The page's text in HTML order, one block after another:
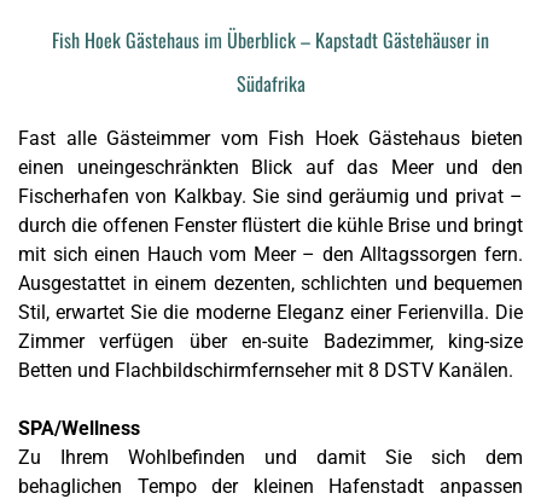
Fish Hoek Gästehaus im Überblick – Kapstadt Gästehäuser in
Südafrika
Fast alle Gästeimmer vom Fish Hoek Gästehaus bieten
einen uneingeschränkten Blick auf das Meer und den
Fischerhafen von Kalkbay. Sie sind geräumig und privat –
durch die offenen Fenster flüstert die kühle Brise und bringt
mit sich einen Hauch vom Meer – den Alltagssorgen fern.
Ausgestattet in einem dezenten, schlichten und bequemen
Stil, erwartet Sie die moderne Eleganz einer Ferienvilla. Die
Zimmer verfügen über en-suite Badezimmer, king-size
Betten und Flachbildschirmfernseher mit 8 DSTV Kanälen.
SPA/Wellness
Zu Ihrem Wohlbefinden und damit Sie sich dem
behaglichen Tempo der kleinen Hafenstadt anpassen